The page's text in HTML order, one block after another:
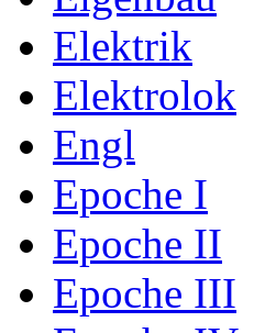
Elektrik
Elektrolok
Engl
Epoche I
Epoche II
Epoche III